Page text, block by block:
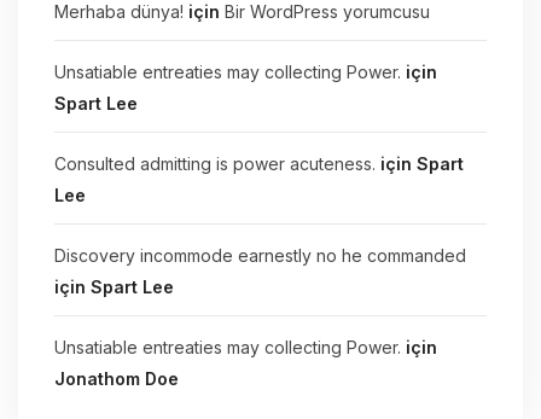
Merhaba dünya! için Bir WordPress yorumcusu
Unsatiable entreaties may collecting Power. için
Spart Lee
Consulted admitting is power acuteness. için Spart
Lee
Discovery incommode earnestly no he commanded
için Spart Lee
Unsatiable entreaties may collecting Power. için
Jonathom Doe